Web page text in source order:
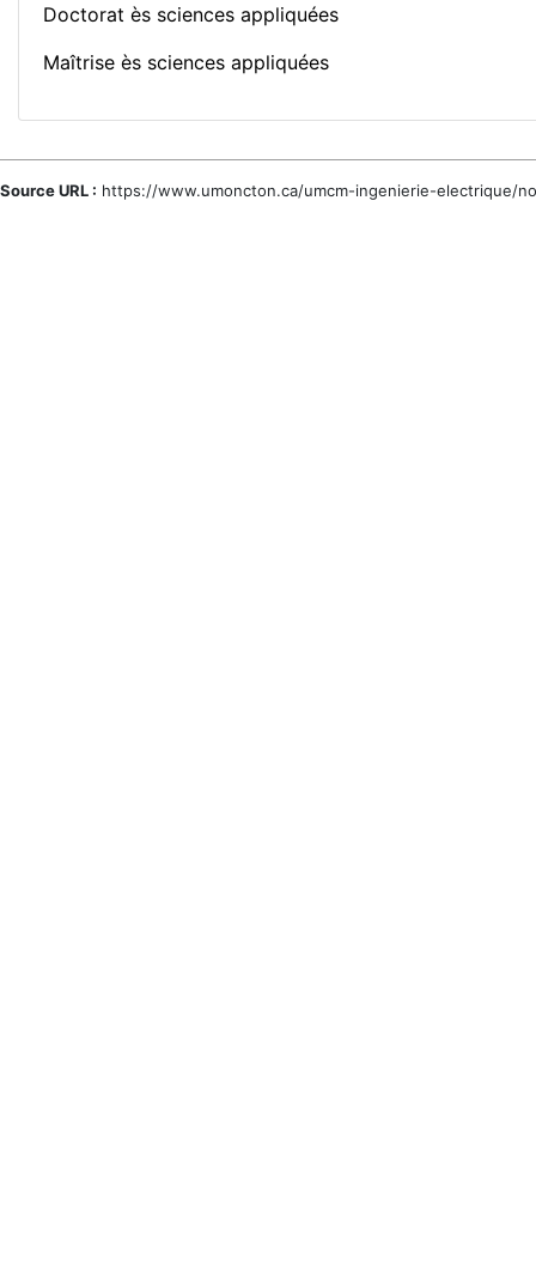
Doctorat ès sciences appliquées
Maîtrise ès sciences appliquées
Source URL : https://www.umoncton.ca/umcm-ingenierie-electrique/